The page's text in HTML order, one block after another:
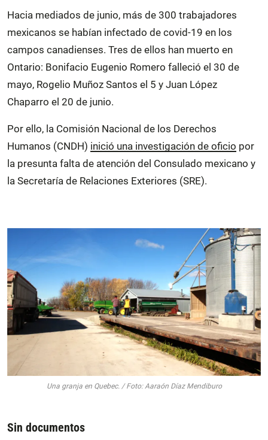
Hacia mediados de junio, más de 300 trabajadores
mexicanos se habían infectado de covid-19 en los
campos canadienses. Tres de ellos han muerto en
Ontario: Bonifacio Eugenio Romero falleció el 30 de
mayo, Rogelio Muñoz Santos el 5 y Juan López
Chaparro el 20 de junio.
Por ello, la Comisión Nacional de los Derechos
Humanos (CNDH) inició una investigación de oficio por
la presunta falta de atención del Consulado mexicano y
la Secretaría de Relaciones Exteriores (SRE).
Una granja en Quebec. / Foto: Aaraón Díaz Mendiburo
Sin documentos